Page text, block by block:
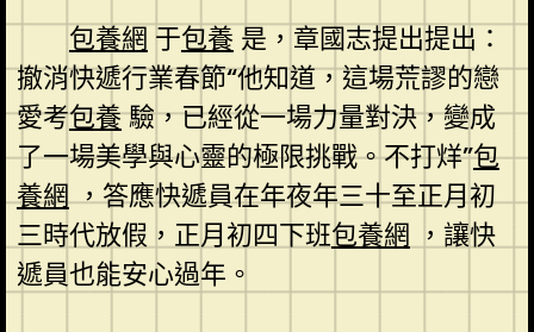
包養網 于包養 是，章國志提出提出：
撤消快遞行業春節“他知道，這場荒謬的戀
愛考包養驗，已經從一場力量對決，變成
了一場美學與心靈的極限挑戰。不打烊”包
養網，答應快遞員在年夜年三十至正月初
三時代放假，正月初四下班包養網 ，讓快
遞員也能安心過年。